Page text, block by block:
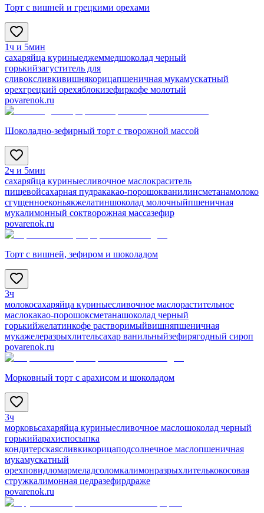
Торт с вишней и грецкими орехами
1ч и 5мин
сахаряйца куриныеджеммедшоколад черный
горькийзагуститель для
сливоксливкивишнякорицапшеничная мукамускатный
орехгрецкий орехяблокизефиркофе молотый
povarenok.ru
Шоколадно-зефирный торт с творожной массой
2ч и 5мин
сахаряйца куриныесливочное маслокраситель
пищевойсахарная пудракакао-порошокванилинсметанамолоко
сгущенноеконьякжелатиншоколад молочныйпшеничная
мукалимонный соктворожная массазефир
povarenok.ru
Торт с вишней, зефиром и шоколадом
3ч
молокосахаряйца куриныесливочное маслорастительное
маслокакао-порошоксметанашоколад черный
горькийжелатинкофе растворимыйвишняпшеничная
мукажелеразрыхлительсахар ванильныйзефирягодный сироп
povarenok.ru
Морковный торт с арахисом и шоколадом
3ч
морковьсахаряйца куриныесливочное маслошоколад черный
горькийарахиспосыпка
кондитерскаясливкикорицаподсолнечное маслопшеничная
мукамускатный
орехповидломармеладсоломкалимонразрыхлителькокосовая
стружкалимонная цедразефирдраже
povarenok.ru